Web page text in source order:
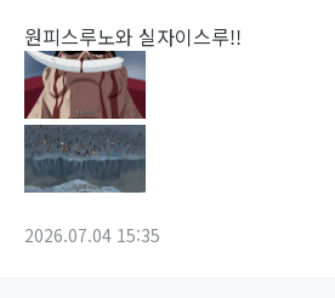
원피스루노와 실자이스루!!
2026.07.04 15:35